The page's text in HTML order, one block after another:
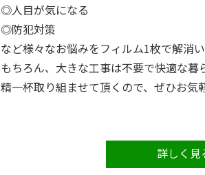
◎人目が気になる
◎防犯対策
など様々なお悩みをフィルム1枚で解消
もちろん、大きな工事は不要で快適な
精一杯取り組ませて頂くので、ぜひお気
詳しく